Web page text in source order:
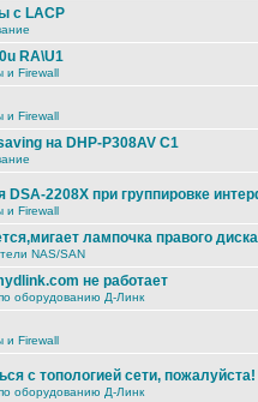
с LACP
RA\U1
и Firewall
и Firewall
на DHP-P308AV C1
DSA-2208X при группировке
и Firewall
лампочка правого диска
NAS/SAN
не работает
оборудованию Д-Линк
и Firewall
с топологией сети, пожалуйста!
оборудованию Д-Линк